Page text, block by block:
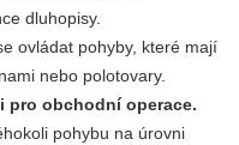
dluhopisy.
ovládat pohyby, které mají
nebo polotovary.
pro obchodní operace.
pohybu na úrovni